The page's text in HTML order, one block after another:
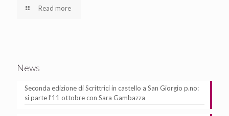
Read more
News
Seconda edizione di Scrittrici in castello a San Giorgio p.no:
si parte l’11 ottobre con Sara Gambazza